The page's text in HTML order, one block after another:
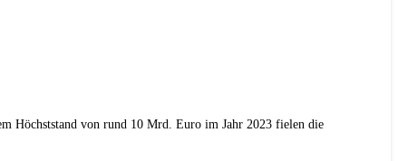
Höchststand von rund 10 Mrd. Euro im Jahr 2023 fielen die